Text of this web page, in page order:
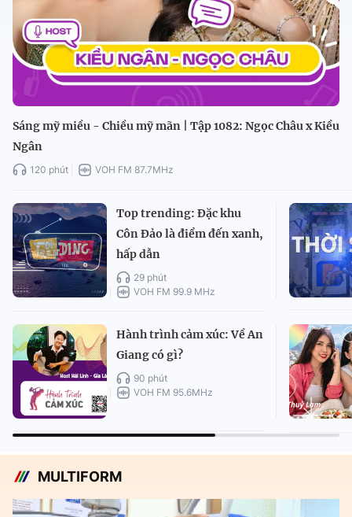
Sáng mỹ miều - Chiều mỹ mãn | Tập 1082: Ngọc Châu x Kiều
Ngân
120 phút VOH FM 87.7MHz
Top trending: Đặc khu
Côn Đảo là điểm đến xanh,
hấp dẫn
29 phút
VOH FM 99.9 MHz
Hành trình cảm xúc: Về An
Giang có gì?
90 phút
VOH FM 95.6MHz
MULTIFORM